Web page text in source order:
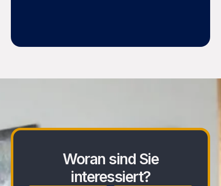
Woran sind Sie
interessiert?